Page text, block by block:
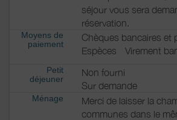
séjour vous sera
réservation.
Moyens de
paiement
Chèques bancaires et
Espèces
Virement
Petit
déjeuner
Non fourni
Sur demande
Ménage
Merci de laisser la
communes dans le